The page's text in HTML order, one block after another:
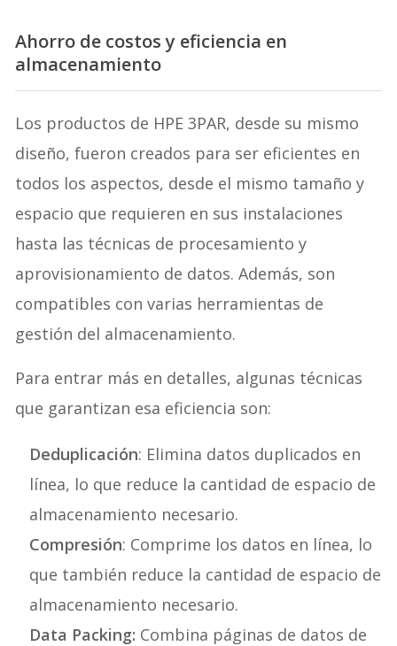
Ahorro de costos y eficiencia en
almacenamiento
Los productos de HPE 3PAR, desde su mismo
diseño, fueron creados para ser eficientes en
todos los aspectos, desde el mismo tamaño y
espacio que requieren en sus instalaciones
hasta las técnicas de procesamiento y
aprovisionamiento de datos. Además, son
compatibles con varias herramientas de
gestión del almacenamiento.
Para entrar más en detalles, algunas técnicas
que garantizan esa eficiencia son:
Deduplicación: Elimina datos duplicados en
línea, lo que reduce la cantidad de espacio de
almacenamiento necesario.
Compresión: Comprime los datos en línea, lo
que también reduce la cantidad de espacio de
almacenamiento necesario.
Data Packing: Combina páginas de datos de